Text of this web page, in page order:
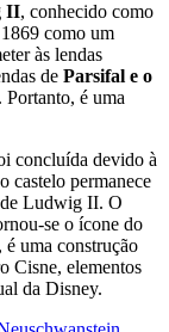
II, conhecido como
como um
às lendas
de Parsifal e o
. Portanto, é uma
concluída devido à
castelo permanece
de Ludwig II. O
se o ícone do
uma construção
Cisne, elementos
da Disney.